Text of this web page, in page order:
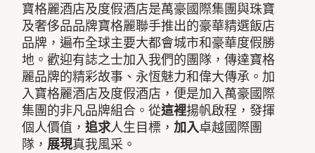
寶格麗酒店及度假酒店是萬豪國際集團與珠寶
及奢侈品品牌寶格麗聯手推出的豪華精選飯店
品牌，遍布全球主要大都會城市和豪華度假勝
地。歡迎有誌之士加入我們的團隊，傳達寶格
麗品牌的精彩故事、永恆魅力和偉大傳承。加
入寶格麗酒店及度假酒店，便是加入萬豪國際
集團的非凡品牌組合。從這裡揚帆啟程，發揮
個人價值，追求人生目標，加入卓越國際團
隊， 展現真我風采。